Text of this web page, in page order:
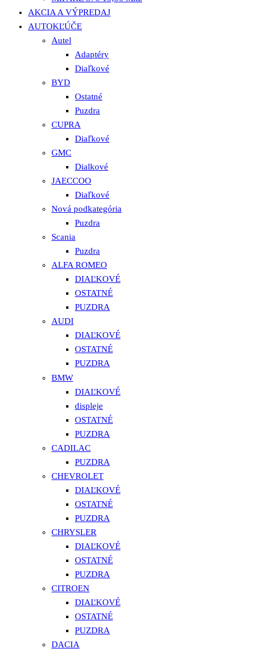
AKCIA A VÝPREDAJ
AUTOKĽÚČE
Autel
Adaptéry
Diaľkové
BYD
Ostatné
Puzdra
CUPRA
Diaľkové
GMC
Dialkové
JAECCOO
Diaľkové
Nová podkategória
Puzdra
Scania
Puzdra
ALFA ROMEO
DIAĽKOVÉ
OSTATNÉ
PUZDRA
AUDI
DIAĽKOVÉ
OSTATNÉ
PUZDRA
BMW
DIAĽKOVÉ
displeje
OSTATNÉ
PUZDRA
CADILAC
PUZDRA
CHEVROLET
DIAĽKOVÉ
OSTATNÉ
PUZDRA
CHRYSLER
DIAĽKOVÉ
OSTATNÉ
PUZDRA
CITROEN
DIAĽKOVÉ
OSTATNÉ
PUZDRA
DACIA